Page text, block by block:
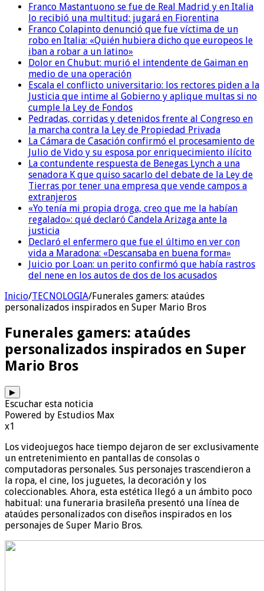
Franco Mastantuono se fue de Real Madrid y en Italia
lo recibió una multitud: jugará en Fiorentina
Franco Colapinto denunció que fue víctima de un
robo en Italia: «Quién hubiera dicho que europeos le
iban a robar a un latino»
Dolor en Chubut: murió el intendente de Gaiman en
medio de una operación
Escala el conflicto universitario: los rectores piden a la
Justicia que intime al Gobierno y aplique multas si no
cumple la Ley de Fondos
Pedradas, corridas y detenidos frente al Congreso en
la marcha contra la Ley de Propiedad Privada
La Cámara de Casación confirmó el procesamiento de
Julio de Vido y su esposa por enriquecimiento ilícito
La contundente respuesta de Benegas Lynch a una
senadora K que quiso sacarlo del debate de la Ley de
Tierras por tener una empresa que vende campos a
extranjeros
«Yo tenía mi propia droga, creo que me la habían
regalado»: qué declaró Candela Arizaga ante la
justicia
Declaró el enfermero que fue el último en ver con
vida a Maradona: «Descansaba en buena forma»
Juicio por Loan: un perito confirmó que había rastros
del nene en los autos de dos de los acusados
Inicio/TECNOLOGIA/Funerales gamers: ataúdes
personalizados inspirados en Super Mario Bros
Funerales gamers: ataúdes
personalizados inspirados en Super
Mario Bros
▶
Escuchar esta noticia
Powered by Estudios Max
x1
Los videojuegos hace tiempo dejaron de ser exclusivamente
un entretenimiento en pantallas de consolas o
computadoras personales. Sus personajes trascendieron a
la ropa, el cine, los juguetes, la decoración y los
coleccionables. Ahora, esta estética llegó a un ámbito poco
habitual: una funeraria brasileña presentó una línea de
ataúdes personalizados con diseños inspirados en los
personajes de Super Mario Bros.